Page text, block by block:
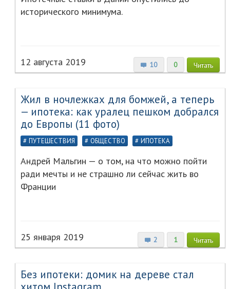
исторического минимума.
10 0 Читать
12 августа 2019
Жил в ночлежках для бомжей, а теперь
— ипотека: как уралец пешком добрался
до Европы (11 фото)
ПУТЕШЕСТВИЯ ОБЩЕСТВО ИПОТЕКА
Андрей Мальгин — о том, на что можно пойти
ради мечты и не страшно ли сейчас жить во
Франции
2 1 Читать
25 января 2019
Без ипотеки: домик на дереве стал